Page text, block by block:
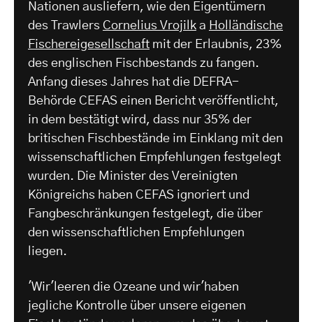
Nationen ausliefern, wie den Eigentümern
des Trawlers Cornelius Vrojilk a Holländische
Fischereigesellschaft mit der Erlaubnis, 23%
des englischen Fischbestands zu fangen.
Anfang dieses Jahres hat die DEFRA-
Behörde CEFAS einen Bericht veröffentlicht,
in dem bestätigt wird, dass nur 35% der
britischen Fischbestände im Einklang mit den
wissenschaftlichen Empfehlungen festgelegt
wurden. Die Minister des Vereinigten
Königreichs haben CEFAS ignoriert und
Fangbeschränkungen festgelegt, die über
den wissenschaftlichen Empfehlungen
liegen.
'Wir'leeren die Ozeane und wir'haben
jegliche Kontrolle über unsere eigenen